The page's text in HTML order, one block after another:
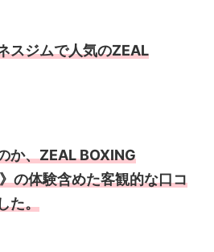
スジムで人気のZEAL
か、ZEAL BOXING
の体験含めた客観的な口コ
た。